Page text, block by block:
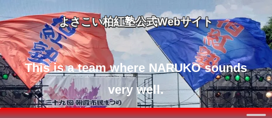
よさこい柏紅塾公式Webサイト
This is a team where NARUKO sounds
very well.